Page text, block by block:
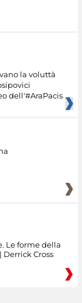
la voluttà
dell'#AraPacis
Le forme della
Derrick Cross